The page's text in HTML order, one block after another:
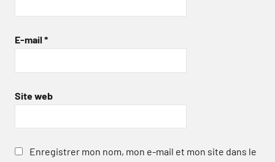
E-mail *
Site web
Enregistrer mon nom, mon e-mail et mon site dans le